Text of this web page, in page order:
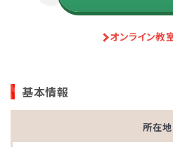
オンライン教
基本情報
所在地